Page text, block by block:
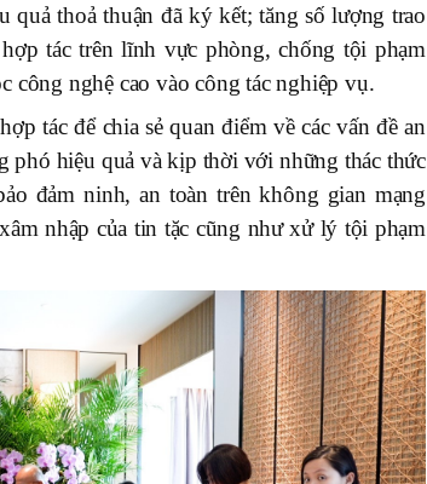
quả thoả thuận đã ký kết; tăng số lượng trao
tác trên lĩnh vực phòng, chống tội phạm
công nghệ cao vào công tác nghiệp vụ.
tác để chia sẻ quan điểm về các vấn đề an
phó hiệu quả và kịp thời với những thác thức
đảm ninh, an toàn trên không gian mạng
nhập của tin tặc cũng như xử lý tội phạm